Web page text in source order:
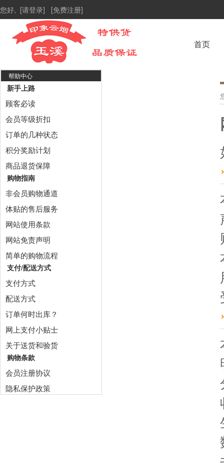
您好, [请登录] [免费注册]
首页
帮助中心
新手上路
顾客必读
会员等级折扣
订单的几种状态
积分奖励计划
商品退货保障
购物指南
非会员购物通道
体贴的售后服务
网站使用条款
网站免责声明
简单的购物流程
支付/配送方式
支付方式
配送方式
订单何时出库？
网上支付小贴士
关于送货和验货
购物条款
会员注册协议
隐私保护政策